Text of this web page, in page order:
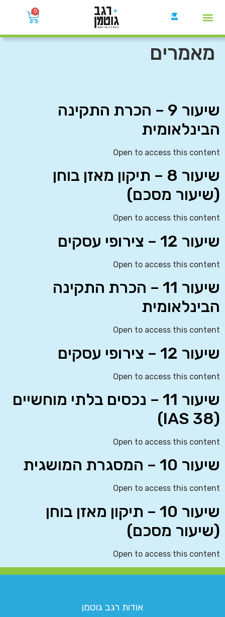
0
מאמרים
שיעור 9 – הכרת התקינה
הבינלאומית
Open to access this content
שיעור 8 – תיקון מאזן בוחן
(שיעור מסכם)
Open to access this content
שיעור 12 – צירופי עסקים
Open to access this content
שיעור 11 – הכרת התקינה
הבינלאומית
Open to access this content
שיעור 12 – צירופי עסקים
Open to access this content
שיעור 11 – נכסים בלתי מוחשיים
(IAS 38)
Open to access this content
שיעור 10 – המסגרת המושגית
Open to access this content
שיעור 10 – תיקון מאזן בוחן
(שיעור מסכם)
Open to access this content
אודות רגב גוטמן